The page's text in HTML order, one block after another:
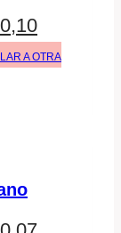
El
precio
A OTRA